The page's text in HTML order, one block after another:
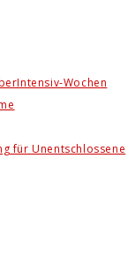
Wochen
für Unentschlossene